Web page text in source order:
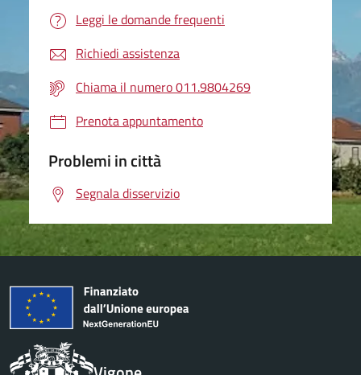
Leggi le domande frequenti
Richiedi assistenza
Chiama il numero 011.9804269
Prenota appuntamento
Problemi in città
Segnala disservizio